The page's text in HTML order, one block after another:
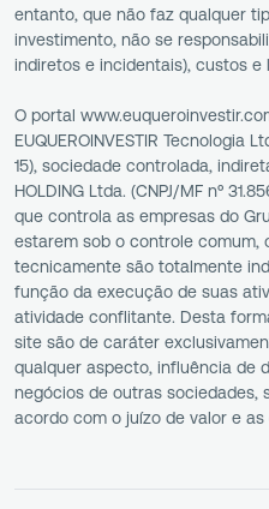
entanto, que não faz qualquer
investimento, não se
indiretos e incidentais), custos e
O portal
EUQUEROINVESTIR Tecnologia
15), sociedade controlada,
HOLDING Ltda. (CNPJ/MF nº
que controla as empresas do
estarem sob o controle comum,
tecnicamente são totalmente
função da execução de suas
atividade conflitante. Desta
site são de caráter
qualquer aspecto, influência de
negócios de outras sociedades,
acordo com o juízo de valor e